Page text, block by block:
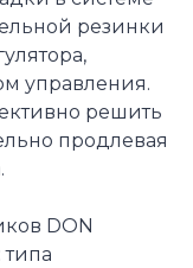
резинки
управления.
решить
продлевая
DON
типа